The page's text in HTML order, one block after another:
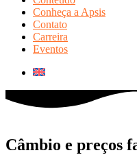
Conheça a Apsis
Contato
Carreira
Eventos
Câmbio e preços